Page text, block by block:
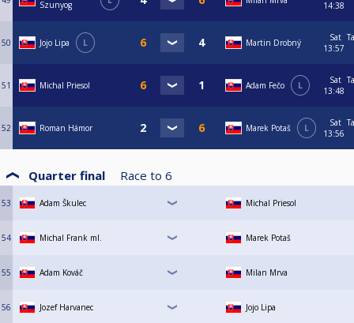
Szunyog
14:38
50 Jojo Lipa L Martin Drobný
Sat
13:57
51 Michal Priesol Adam Fečo L
Sat
13:48
52 Roman Hámor Marek Potaš L
Sat
13:56
Quarter final Race to 6
53 Adam Škulec Michal Priesol
54 Michal Frank ml. Marek Potaš
55 Adam Kováč Milan Mrva
56 Jozef Harvanec Jojo Lipa